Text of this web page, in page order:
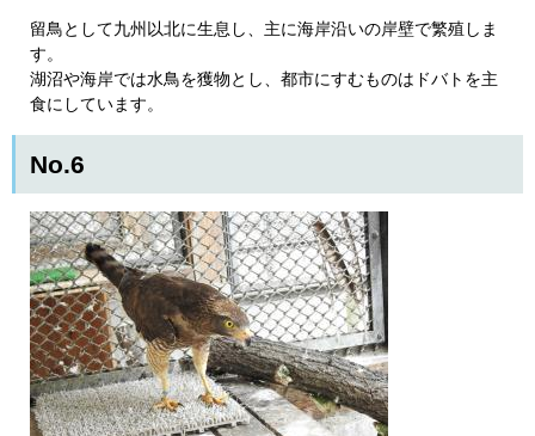
留鳥として九州以北に生息し、主に海岸沿いの岸壁で繁殖しま
す。
湖沼や海岸では水鳥を獲物とし、都市にすむものはドバトを主
食にしています。​
No.6